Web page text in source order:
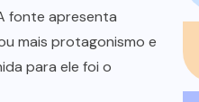
fonte apresenta
mais protagonismo e
para ele foi o